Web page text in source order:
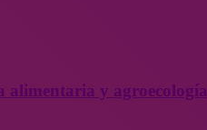
alimentaria y agroecología